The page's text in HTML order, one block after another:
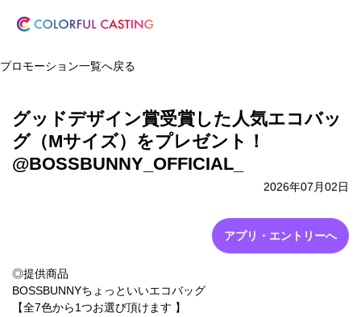
プロモーション一覧へ戻る
グッドデザイン賞受賞した人気エコバッ
グ（Mサイズ）をプレゼント！
@BOSSBUNNY_OFFICIAL_
2026年07月02日
アプリ・エントリーへ
◎提供商品
BOSSBUNNYちょっといいエコバッグ
【全7色から1つお選び頂けます 】